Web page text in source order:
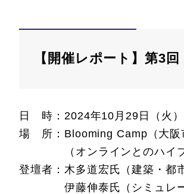
【開催レポート】第3
日 時：2024年10月29日（火
場 所：Blooming Camp（大阪
（オンラインとのハイブ
登壇者：木多道宏氏（建築・都
伊藤伸泰氏（シミュレーシ